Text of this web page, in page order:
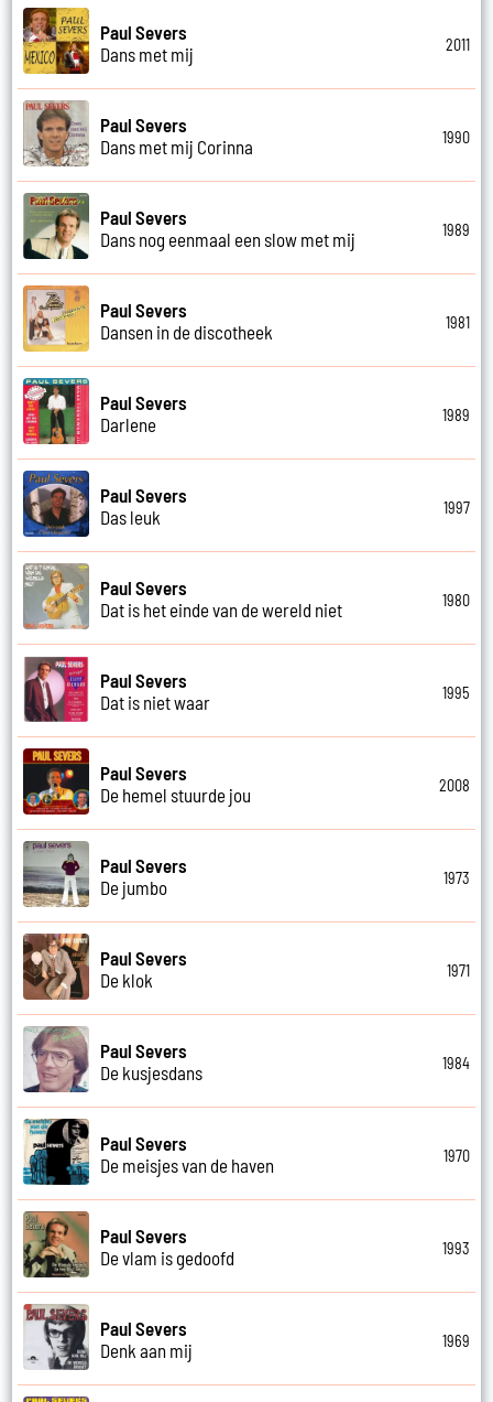
Paul Severs
Dans met mij
2011
Paul Severs
Dans met mij Corinna
1990
Paul Severs
Dans nog eenmaal een slow met mij
1989
Paul Severs
Dansen in de discotheek
1981
Paul Severs
Darlene
1989
Paul Severs
Das leuk
1997
Paul Severs
Dat is het einde van de wereld niet
1980
Paul Severs
Dat is niet waar
1995
Paul Severs
De hemel stuurde jou
2008
Paul Severs
De jumbo
1973
Paul Severs
De klok
1971
Paul Severs
De kusjesdans
1984
Paul Severs
De meisjes van de haven
1970
Paul Severs
De vlam is gedoofd
1993
Paul Severs
Denk aan mij
1969